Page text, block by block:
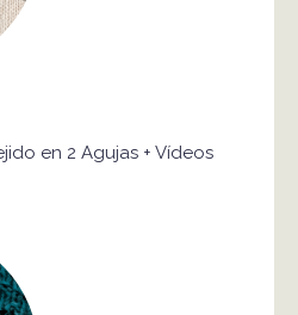
en 2 Agujas + Vídeos